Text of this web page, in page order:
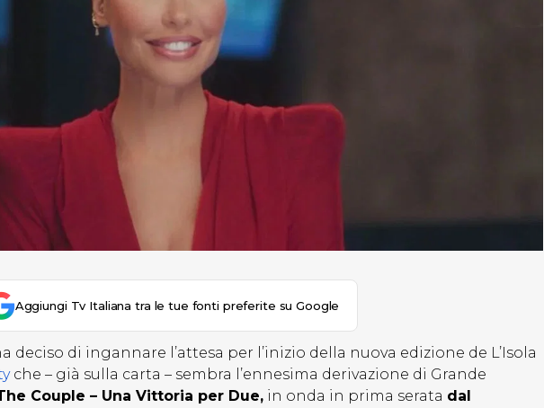
Aggiungi Tv Italiana tra le tue fonti preferite su Google
deciso di ingannare l’attesa per l’inizio della nuova edizione de L’Isola
che – già sulla carta – sembra l’ennesima derivazione di Grande
Couple – Una Vittoria per Due, in onda in prima serata dal